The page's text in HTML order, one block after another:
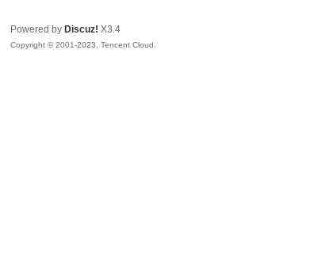
Powered by Discuz! X3.4
Copyright © 2001-2023, Tencent Cloud.